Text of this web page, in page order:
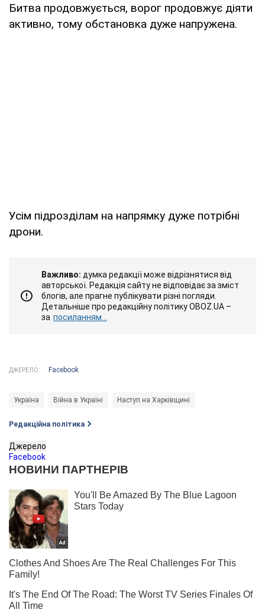
Битва продовжується, ворог продовжує діяти
активно, тому обстановка дуже напружена.
Усім підрозділам на напрямку дуже потрібні
дрони.
Важливо: думка редакції може відрізнятися від
авторської. Редакція сайту не відповідає за зміст
блогів, але прагне публікувати різні погляди.
Детальніше про редакційну політику OBOZ.UA –
за посиланням...
ДЖЕРЕЛО: Facebook
Україна Війна в Україні Наступ на Харківщині
Редакційна політика
Джерело
Facebook